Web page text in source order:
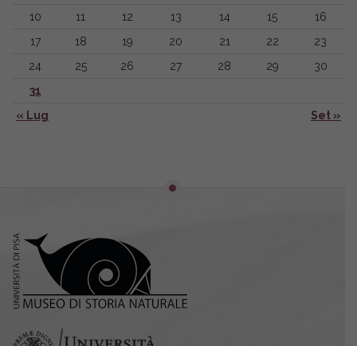
« Lug Set »
10
11 12 13 14 15
16
17
18 19 20 21 22
23
24
25 26 27 28 29
30
31